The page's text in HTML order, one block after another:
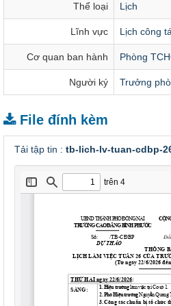
Thể loại Lịch
Lĩnh vực Lịch công
Cơ quan ban hành Phòng
Người ký Trưởng
File đính kèm
Tải tập tin : tb-lich-lv-tuan-cdbp-